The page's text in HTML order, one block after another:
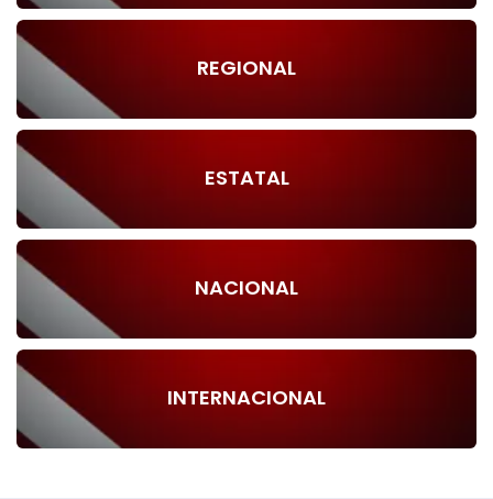
REGIONAL
ESTATAL
NACIONAL
INTERNACIONAL